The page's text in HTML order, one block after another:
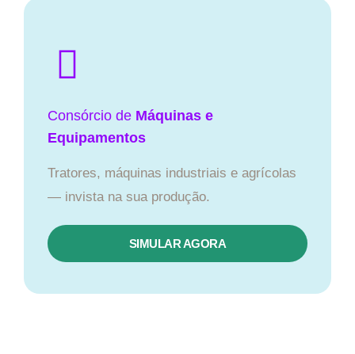
Consórcio de Máquinas e
Equipamentos
Tratores, máquinas industriais e agrícolas
— invista na sua produção.
SIMULAR AGORA